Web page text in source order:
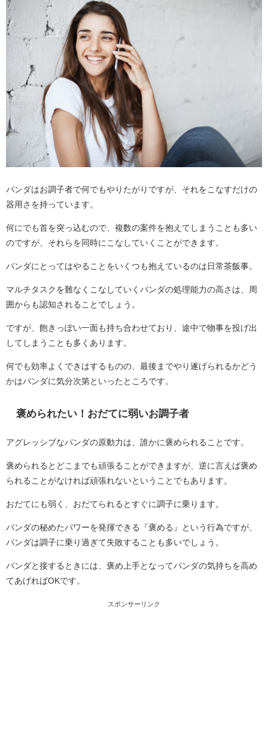
パンダはお調子者で何でもやりたがりですが、それをこなすだけの
器用さを持っています。
何にでも首を突っ込むので、複数の案件を抱えてしまうことも多い
のですが、それらを同時にこなしていくことができます。
パンダにとってはやることをいくつも抱えているのは日常茶飯事。
マルチタスクを難なくこなしていくパンダの処理能力の高さは、周
囲からも認知されることでしょう。
ですが、飽きっぽい一面も持ち合わせており、途中で物事を投げ出
してしまうことも多くあります。
何でも効率よくできはするものの、最後までやり遂げられるかどう
かはパンダに気分次第といったところです。
褒められたい！おだてに弱いお調子者
アグレッシブなパンダの原動力は、誰かに褒められることです。
褒められるとどこまでも頑張ることができますが、逆に言えば褒め
られることがなければ頑張れないということでもあります。
おだてにも弱く、おだてられるとすぐに調子に乗ります。
パンダの秘めたパワーを発揮できる『褒める』という行為ですが、
パンダは調子に乗り過ぎて失敗することも多いでしょう。
パンダと接するときには、褒め上手となってパンダの気持ちを高め
てあげればOKです。
スポンサーリンク